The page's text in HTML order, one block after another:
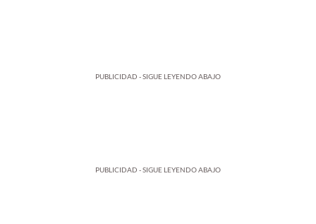
PUBLICIDAD - SIGUE LEYENDO ABAJO
PUBLICIDAD - SIGUE LEYENDO ABAJO